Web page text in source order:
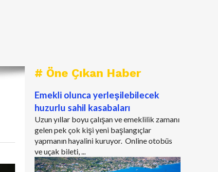
# Öne Çıkan Haber
Emekli olunca yerleşilebilecek
huzurlu sahil kasabaları
Uzun yıllar boyu çalışan ve emeklilik zamanı
gelen pek çok kişi yeni başlangıçlar
yapmanın hayalini kuruyor. Online otobüs
ve uçak bileti, ...